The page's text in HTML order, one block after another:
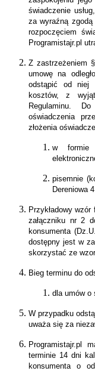
świadczenie
za wyraźną zgodą
rozpoczęciem
Programistajr.pl
Z zastrzeżeniem
umowę na
odstąpić od niej
kosztów, z
Regulaminu.
oświadczenia
złożenia
w formie
pisemnie
Dereniowa
Przykładowy
załączniku nr 2
konsumenta
dostępny jest w
skorzystać ze
Bieg terminu do
dla umów o
W przypadku
uważa się za
Programistajr.pl
terminie 14 dni
konsumenta o